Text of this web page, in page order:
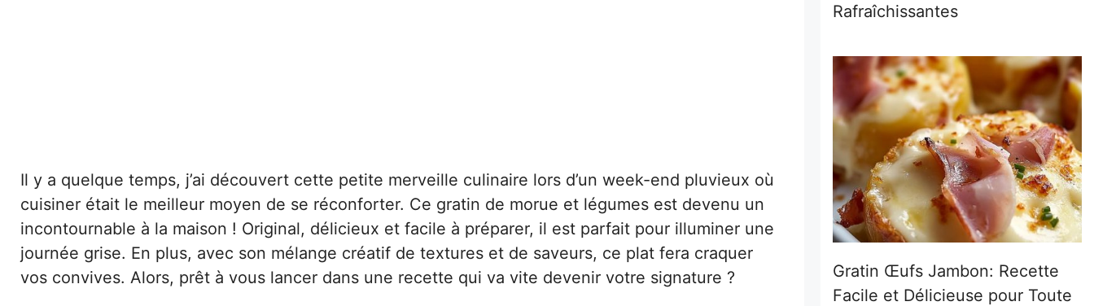
Il y a quelque temps, j’ai découvert cette petite merveille culinaire lors d’un week-end pluvieux où
cuisiner était le meilleur moyen de se réconforter. Ce gratin de morue et légumes est devenu un
incontournable à la maison ! Original, délicieux et facile à préparer, il est parfait pour illuminer une
journée grise. En plus, avec son mélange créatif de textures et de saveurs, ce plat fera craquer
vos convives. Alors, prêt à vous lancer dans une recette qui va vite devenir votre signature ?
Rafraîchissantes
Gratin Œufs Jambon: Recette
Facile et Délicieuse pour Toute